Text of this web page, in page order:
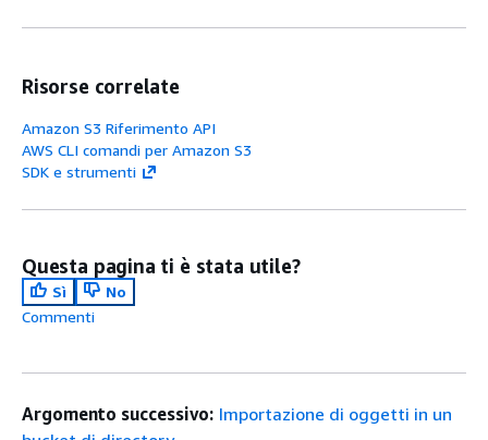
Risorse correlate
Amazon S3 Riferimento API
AWS CLI comandi per Amazon S3
SDK e strumenti
Questa pagina ti è stata utile?
Sì
No
Commenti
Argomento successivo: Importazione di oggetti in un